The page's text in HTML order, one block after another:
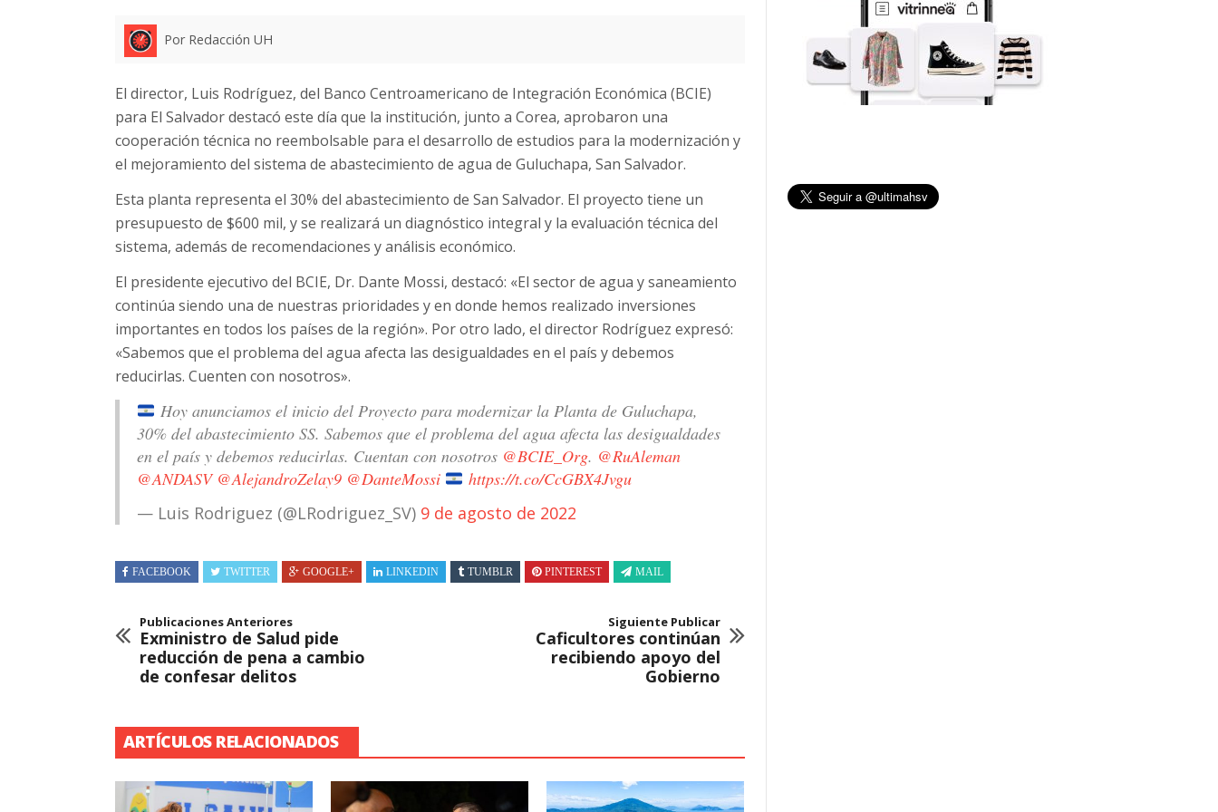
Por Redacción UH
El director, Luis Rodríguez, del Banco Centroamericano de Integración Económica (BCIE)
para El Salvador destacó este día que la institución, junto a Corea, aprobaron una
cooperación técnica no reembolsable para el desarrollo de estudios para la modernización y
el mejoramiento del sistema de abastecimiento de agua de Guluchapa, San Salvador.
Esta planta representa el 30% del abastecimiento de San Salvador. El proyecto tiene un
presupuesto de $600 mil, y se realizará un diagnóstico integral y la evaluación técnica del
sistema, además de recomendaciones y análisis económico.
El presidente ejecutivo del BCIE, Dr. Dante Mossi, destacó: «El sector de agua y saneamiento
continúa siendo una de nuestras prioridades y en donde hemos realizado inversiones
importantes en todos los países de la región». Por otro lado, el director Rodríguez expresó:
«Sabemos que el problema del agua afecta las desigualdades en el país y debemos
reducirlas. Cuenten con nosotros».
Hoy anunciamos el inicio del Proyecto para modernizar la Planta de Guluchapa,
30% del abastecimiento SS. Sabemos que el problema del agua afecta las desigualdades
en el país y debemos reducirlas. Cuentan con nosotros @BCIE_Org. @RuAleman
@ANDASV @AlejandroZelay9 @DanteMossi
https://t.co/CcGBX4Jvgu
— Luis Rodriguez (@LRodriguez_SV) 9 de agosto de 2022
FACEBOOK TWITTER GOOGLE+ LINKEDIN TUMBLR PINTEREST MAIL
Publicaciones Anteriores
Exministro de Salud pide
reducción de pena a cambio
de confesar delitos
Siguiente Publicar
Caficultores continúan
recibiendo apoyo del
Gobierno
ARTÍCULOS RELACIONADOS